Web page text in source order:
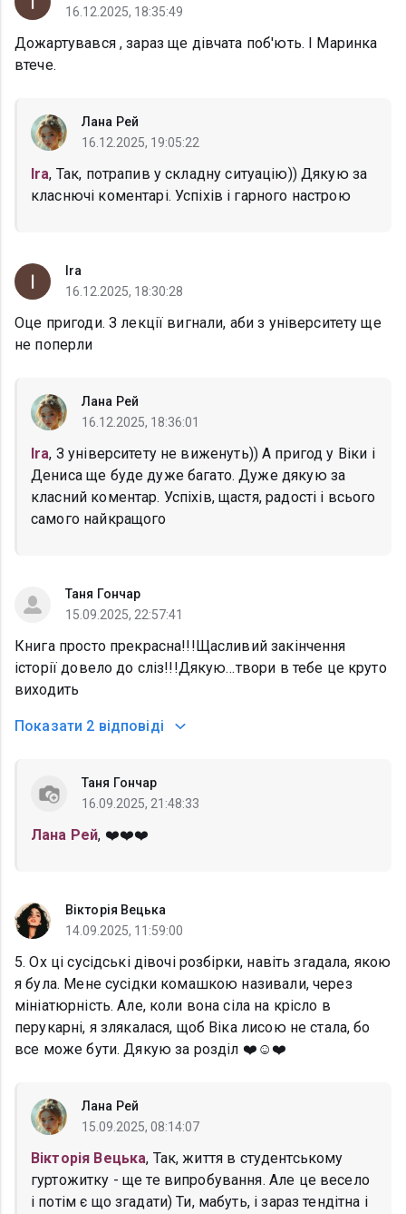
16.12.2025, 18:35:49
Дожартувався , зараз ще дівчата поб'ють. І Маринка
втече.
Лана Рей
16.12.2025, 19:05:22
Ira, Так, потрапив у складну ситуацію)) Дякую за
класнючі коментарі. Успіхів і гарного настрою
Ira
16.12.2025, 18:30:28
Оце пригоди. З лекції вигнали, аби з університету ще
не поперли
Лана Рей
16.12.2025, 18:36:01
Ira, З університету не виженуть)) А пригод у Віки і
Дениса ще буде дуже багато. Дуже дякую за
класний коментар. Успіхів, щастя, радості і всього
самого найкращого
Таня Гончар
15.09.2025, 22:57:41
Книга просто прекрасна!!!Щасливий закінчення
історії довело до сліз!!!Дякую…твори в тебе це круто
виходить
Показати 2 відповіді
Таня Гончар
16.09.2025, 21:48:33
Лана Рей, ❤️❤️❤️
Вікторія Вецька
14.09.2025, 11:59:00
5. Ох ці сусідські дівочі розбірки, навіть згадала, якою
я була. Мене сусідки комашкою називали, через
мініатюрність. Але, коли вона сіла на крісло в
перукарні, я злякалася, щоб Віка лисою не стала, бо
все може бути. Дякую за розділ ❤️☺️❤️
Лана Рей
15.09.2025, 08:14:07
Вікторія Вецька, Так, життя в студентському
гуртожитку - ще те випробування. Але це весело
і потім є що згадати) Ти, мабуть, і зараз тендітна і